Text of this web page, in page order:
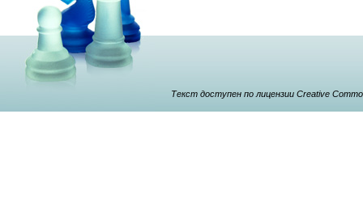
Текст доступен по лицензии Creative